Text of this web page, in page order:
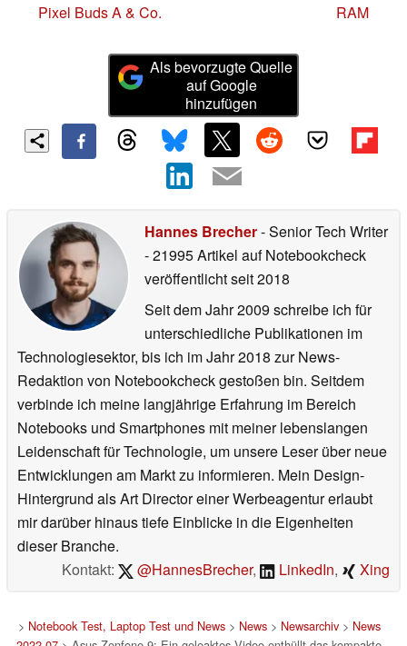
Pixel Buds A & Co.
RAM
Als bevorzugte Quelle
auf Google
hinzufügen
Hannes Brecher- Senior Tech Writer
- 21995 Artikel auf Notebookcheck
veröffentlichtseit 2018
Seit dem Jahr 2009 schreibe ich für
unterschiedliche Publikationen im
Technologiesektor, bis ich im Jahr 2018 zur News-
Redaktion von Notebookcheck gestoßen bin. Seitdem
verbinde ich meine langjährige Erfahrung im Bereich
Notebooks und Smartphones mit meiner lebenslangen
Leidenschaft für Technologie, um unsere Leser über neue
Entwicklungen am Markt zu informieren. Mein Design-
Hintergrund als Art Director einer Werbeagentur erlaubt
mir darüber hinaus tiefe Einblicke in die Eigenheiten
dieser Branche.
Kontakt:
@HannesBrecher, LinkedIn, Xing
> Notebook Test, Laptop Test und News> News> Newsarchiv> News